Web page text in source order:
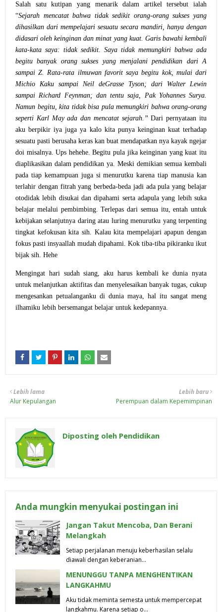
Salah satu kutipan yang menarik dalam artikel tersebut ialah
“Sejarah mencatat bahwa tidak sedikit orang-orang sukses yang
dihasilkan dari mempelajari sesuatu secara mandiri, hanya dengan
didasari oleh keinginan dan minat yang kuat. Garis bawahi kembali
kata-kata saya: tidak sedikit. Saya tidak memungkiri bahwa ada
begitu banyak orang sukses yang menjalani pendidikan dari A
sampai Z. Rata-rata ilmuwan favorit saya begitu kok, mulai dari
Michio Kaku sampai Neil deGrasse Tyson; dari Walter Lewin
sampai Richard Feynman; dan tentu saja, Pak Yohannes Surya.
Namun begitu, kita tidak bisa pula memungkiri bahwa orang-orang
seperti Karl May ada dan mencatat sejarah.” Dari pernyataan itu
aku berpikir iya juga ya kalo kita punya keinginan kuat terhadap
sesuatu pasti berusaha keras kan buat mendapatkan nya kayak ngejar
doi misalnya. Ups hehehe. Begitu pula jika keinginan yang kuat itu
diaplikasikan dalam pendidikan ya. Meski demikian semua kembali
pada tiap kemampuan juga si menurutku karena tiap manusia kan
terlahir dengan fitrah yang berbeda-beda jadi ada pula yang belajar
otodidak lebih disukai dan dipahami serta adapula yang lebih suka
belajar melalui pembimbing. Terlepas dari semua itu, entah untuk
kebijakan selanjutnya daring atau luring menurutku yang terpenting
tingkat kefokusan kita sih. Kalau kita mempelajari apapun dengan
fokus pasti insyaallah mudah dipahami. Kok tiba-tiba pikiranku ikut
bijak sih. Hehe
Mengingat hari sudah siang, aku harus kembali ke dunia nyata
untuk melanjutkan aktifitas dan menyelesaikan banyak tugas, cukup
mengesankan petualanganku di dunia maya, hal itu sangat meng
ilhamiku lebih bersemangat belajar untuk kedepannya.
Lebih baru
Perempuan dalam Kepemimpinan
Lebih lama
Alur Kepulangan
Diposting oleh Pendidikan
Anda mungkin menyukai postingan ini
Jangan Takut Mencoba, Dan Berani
Melangkah
Setiap perjalanan menuju keberhasilan selalu
diawali dengan keberanian…
MENUNGGU TANPA MENGHENTIKAN
LANGKAHMU
Aku tidak meminta semesta untuk mempercepat
langkahmu. Karena setiap o…